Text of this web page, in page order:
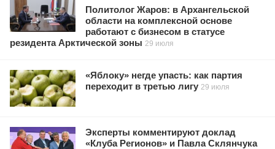
Политолог Жаров: в Архангельской
области на комплексной основе
работают с бизнесом в статусе
резидента Арктической зоны 29 июля
«Яблоку» негде упасть: как партия
переходит в третью лигу 29 июля
Эксперты комментируют доклад
«Клуба Регионов» и Павла Склянчука